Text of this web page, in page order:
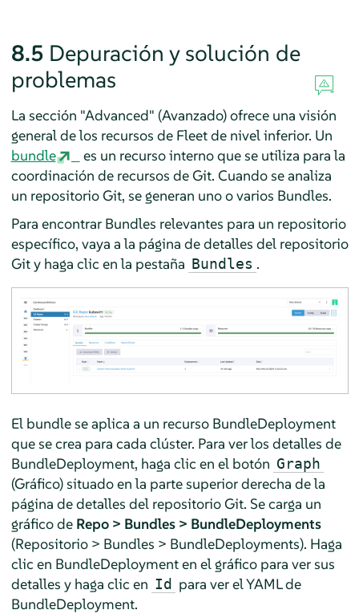
8.5 Depuración y solución de
problemas
La sección "Advanced" (Avanzado) ofrece una visión
general de los recursos de Fleet de nivel inferior. Un
bundle
es un recurso interno que se utiliza para la
coordinación de recursos de Git. Cuando se analiza
un repositorio Git, se generan uno o varios Bundles.
Para encontrar Bundles relevantes para un repositorio
específico, vaya a la página de detalles del repositorio
Git y haga clic en la pestaña Bundles .
El bundle se aplica a un recurso BundleDeployment
que se crea para cada clúster. Para ver los detalles de
BundleDeployment, haga clic en el botón Graph
(Gráfico) situado en la parte superior derecha de la
página de detalles del repositorio Git. Se carga un
gráfico de Repo > Bundles > BundleDeployments
(Repositorio > Bundles > BundleDeployments). Haga
clic en BundleDeployment en el gráfico para ver sus
detalles y haga clic en Id para ver el YAML de
BundleDeployment.